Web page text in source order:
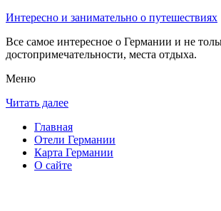
Интересно и занимательно о путешествиях
Все самое интересное о Германии и не
достопримечательности, места отдыха.
Меню
Читать далее
Главная
Отели Германии
Карта Германии
О сайте